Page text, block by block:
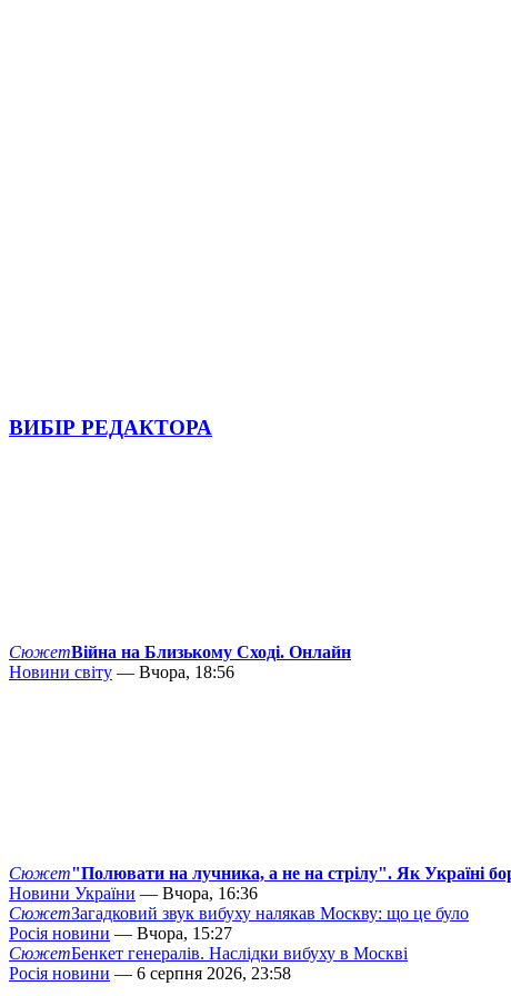
ВИБІР РЕДАКТОРА
СюжетВійна на Близькому Сході. Онлайн
Новини світу — Вчора, 18:56
Сюжет"Полювати на лучника, а не на стрілу". Як Україні
Новини України — Вчора, 16:36
СюжетЗагадковий звук вибуху налякав Москву: що це було
Росія новини — Вчора, 15:27
СюжетБенкет генералів. Наслідки вибуху в Москві
Росія новини — 6 серпня 2026, 23:58